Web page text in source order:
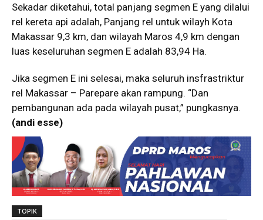
Sekadar diketahui, total panjang segmen E yang dilalui
rel kereta api adalah, Panjang rel untuk wilayh Kota
Makassar 9,3 km, dan wilayah Maros 4,9 km dengan
luas keseluruhan segmen E adalah 83,94 Ha.
Jika segmen E ini selesai, maka seluruh insfrastriktur
rel Makassar – Parepare akan rampung. “Dan
pembangunan ada pada wilayah pusat,” pungkasnya.
(andi esse)
TOPIK